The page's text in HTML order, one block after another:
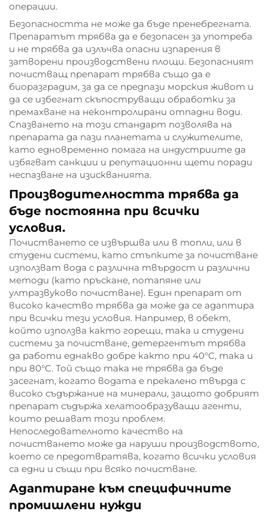
операции.
Безопасността не може да бъде пренебрегната.
Препаратът трябва да е безопасен за употреба
и не трябва да излъчва опасни изпарения в
затворени производствени площи. Безопасният
почистващ препарат трябва също да е
биоразградим, за да се предпази морския живот и
да се избегнат скъпоструващи обработки за
премахване на неконтролирани отпадни води.
Спазването на този стандарт позволява на
препарата да пази планетата и служителите,
като едновременно помага на индустриите да
избягват санкции и репутационни щети поради
неспазване на изискванията.
Производителността трябва да
бъде постоянна при всички
условия.
Почистването се извършва или в топли, или в
студени системи, като стъпките за почистване
използват вода с различна твърдост и различни
методи (като пръскане, потапяне или
ултразвуково почистване). Един препарат от
високо качество трябва да може да се адаптира
при всички тези условия. Например, в обект,
който използва както горещи, така и студени
системи за почистване, детергентът трябва
да работи еднакво добре както при 40°C, така и
при 80°C. Той също така не трябва да бъде
засегнат, когато водата е прекалено твърда с
високо съдържание на минерали, защото добрият
препарат съдържа хелатообразуващи агенти,
които решават този проблем.
Непоследователното качество на
почистването може да наруши производството,
което се предотвратява, когато всички условия
са едни и същи при всяко почистване.
Адаптиране към специфичните
промишлени нужди